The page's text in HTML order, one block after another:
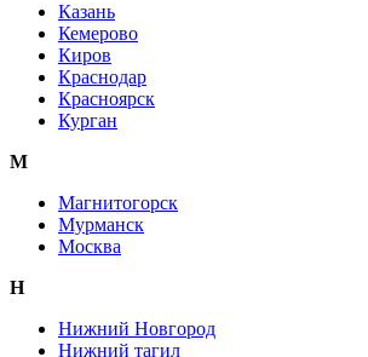
Казань
Кемерово
Киров
Краснодар
Красноярск
Курган
М
Магнитогорск
Мурманск
Москва
Н
Нижний Новгород
Нижний тагил